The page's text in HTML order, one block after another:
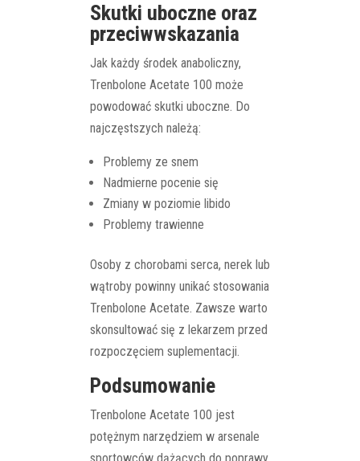
Skutki uboczne oraz
przeciwwskazania
Jak każdy środek anaboliczny,
Trenbolone Acetate 100 może
powodować skutki uboczne. Do
najczęstszych należą:
Problemy ze snem
Nadmierne pocenie się
Zmiany w poziomie libido
Problemy trawienne
Osoby z chorobami serca, nerek lub
wątroby powinny unikać stosowania
Trenbolone Acetate. Zawsze warto
skonsultować się z lekarzem przed
rozpoczęciem suplementacji.
Podsumowanie
Trenbolone Acetate 100 jest
potężnym narzędziem w arsenale